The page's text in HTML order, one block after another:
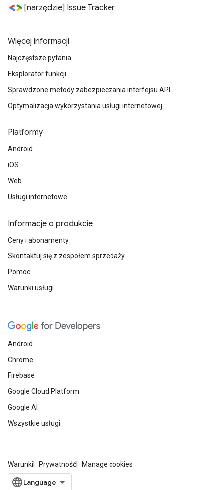
[narzędzie] Issue Tracker
Więcej informacji
Najczęstsze pytania
Eksplorator funkcji
Sprawdzone metody zabezpieczania interfejsu API
Optymalizacja wykorzystania usługi internetowej
Platformy
Android
iOS
Web
Usługi internetowe
Informacje o produkcie
Ceny i abonamenty
Skontaktuj się z zespołem sprzedaży
Pomoc
Warunki usługi
Android
Chrome
Firebase
Google Cloud Platform
Google AI
Wszystkie usługi
Warunki Prywatność Manage cookies